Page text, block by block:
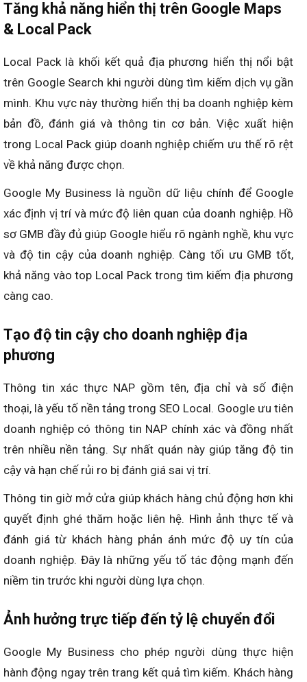
Tăng khả năng hiển thị trên Google Maps
& Local Pack
Local Pack là khối kết quả địa phương hiển thị nổi bật
trên Google Search khi người dùng tìm kiếm dịch vụ gần
mình. Khu vực này thường hiển thị ba doanh nghiệp kèm
bản đồ, đánh giá và thông tin cơ bản. Việc xuất hiện
trong Local Pack giúp doanh nghiệp chiếm ưu thế rõ rệt
về khả năng được chọn.
Google My Business là nguồn dữ liệu chính để Google
xác định vị trí và mức độ liên quan của doanh nghiệp. Hồ
sơ GMB đầy đủ giúp Google hiểu rõ ngành nghề, khu vực
và độ tin cậy của doanh nghiệp. Càng tối ưu GMB tốt,
khả năng vào top Local Pack trong tìm kiếm địa phương
càng cao.
Tạo độ tin cậy cho doanh nghiệp địa
phương
Thông tin xác thực NAP gồm tên, địa chỉ và số điện
thoại, là yếu tố nền tảng trong SEO Local. Google ưu tiên
doanh nghiệp có thông tin NAP chính xác và đồng nhất
trên nhiều nền tảng. Sự nhất quán này giúp tăng độ tin
cậy và hạn chế rủi ro bị đánh giá sai vị trí.
Thông tin giờ mở cửa giúp khách hàng chủ động hơn khi
quyết định ghé thăm hoặc liên hệ. Hình ảnh thực tế và
đánh giá từ khách hàng phản ánh mức độ uy tín của
doanh nghiệp. Đây là những yếu tố tác động mạnh đến
niềm tin trước khi người dùng lựa chọn.
Ảnh hưởng trực tiếp đến tỷ lệ chuyển đổi
Google My Business cho phép người dùng thực hiện
hành động ngay trên trang kết quả tìm kiếm. Khách hàng